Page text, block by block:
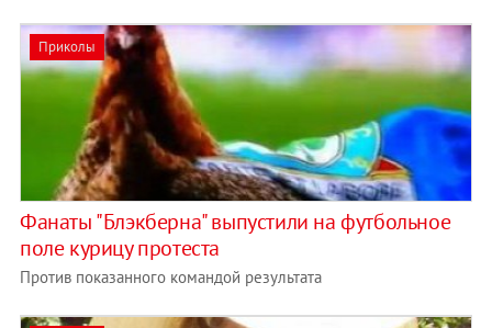
Приколы
Фанаты "Блэкберна" выпустили на футбольное
поле курицу протеста
Против показанного командой результата